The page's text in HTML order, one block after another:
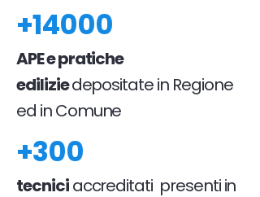
+14000
APE e pratiche
ediliziedepositate in Regione
ed in Comune
+300
tecniciaccreditati presenti in